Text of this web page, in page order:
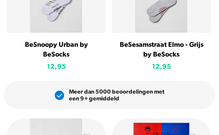
BeSnoopy Urban by
BeSocks
12,95
BeSesamstraat Elmo - Grijs
by BeSocks
12,95
Meer dan 5000 beoordelingen met
een 9+ gemiddeld